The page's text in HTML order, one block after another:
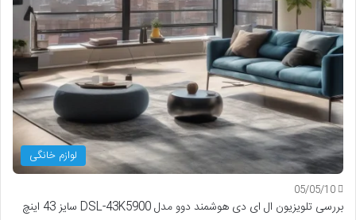
لوازم خانگی
05/05/10
بررسی تلویزیون ال ای دی هوشمند دوو مدل DSL-43K5900 سایز 43 اینچ